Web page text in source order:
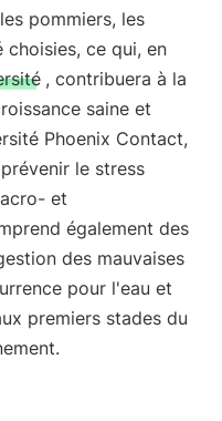
pommiers, les
ce qui, en
, contribuera à la
saine et
Phoenix Contact,
le stress
et
également des
des mauvaises
pour l'eau et
premiers stades du